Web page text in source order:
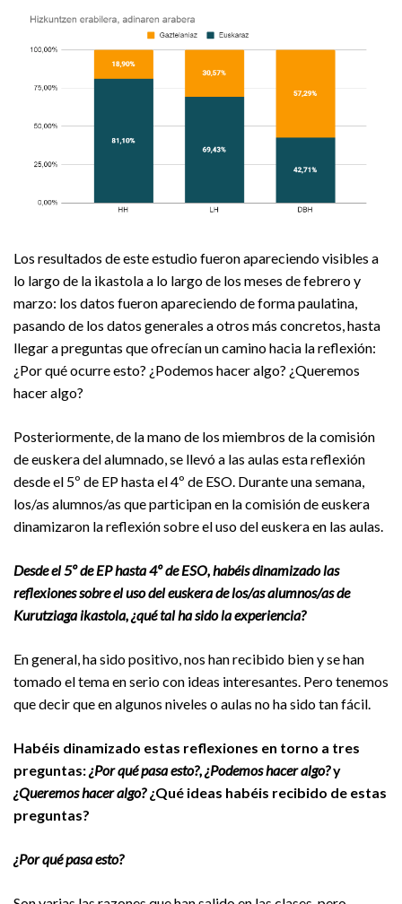
Los resultados de este estudio fueron apareciendo visibles a
lo largo de la ikastola a lo largo de los meses de febrero y
marzo: los datos fueron apareciendo de forma paulatina,
pasando de los datos generales a otros más concretos, hasta
llegar a preguntas que ofrecían un camino hacia la reflexión:
¿Por qué ocurre esto? ¿Podemos hacer algo? ¿Queremos
hacer algo?
Posteriormente, de la mano de los miembros de la comisión
de euskera del alumnado, se llevó a las aulas esta reflexión
desde el 5º de EP hasta el 4º de ESO. Durante una semana,
los/as alumnos/as que participan en la comisión de euskera
dinamizaron la reflexión sobre el uso del euskera en las aulas.
Desde el 5º de EP hasta 4º de ESO, habéis dinamizado las
reflexiones sobre el uso del euskera de los/as alumnos/as de
Kurutziaga ikastola, ¿qué tal ha sido la experiencia?
En general, ha sido positivo, nos han recibido bien y se han
tomado el tema en serio con ideas interesantes. Pero tenemos
que decir que en algunos niveles o aulas no ha sido tan fácil.
Habéis dinamizado estas reflexiones en torno a tres
preguntas:¿Por qué pasa esto?, ¿Podemos hacer algo?y
¿Queremos hacer algo?¿Qué ideas habéis recibido de estas
preguntas?
¿Por qué pasa esto?